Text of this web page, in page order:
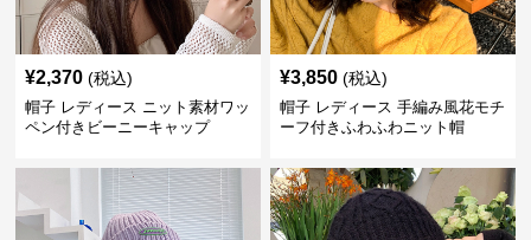
¥2,370 (税込)
帽子 レディース ニット素材ワッ
ペン付きビーニーキャップ
¥3,850 (税込)
帽子 レディース 手編み風花モチ
ーフ付きふわふわニット帽